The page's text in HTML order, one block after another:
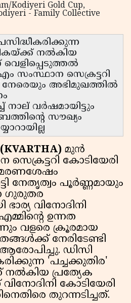
Kodiyeri Gold Cup,
- Family Collective
നൽകിയ
സംസ്ഥാന സെക്രട്ടറി
നേരെയും അഭിമുഖത്തിൽ
നാല് വർഷമായിട്ടും
സൗഖ്യം
മുൻ
കോടിയേരി
നേതൃത്വം പൂർണ്ണമായും
ഗുരുതര
വിനോദിനി
ഉന്നത
വളരെ ക്രൂരമായ
നേരിടേണ്ടി
ഡിസി
'പച്ചക്കുതിര'
പ്രത്യേക
കോടിയേരി
തുറന്നടിച്ചത്.